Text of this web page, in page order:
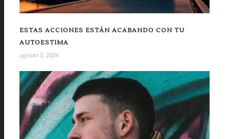
ESTAS ACCIONES ESTÁN ACABANDO CON TU
AUTOESTIMA
agosto 5, 2026